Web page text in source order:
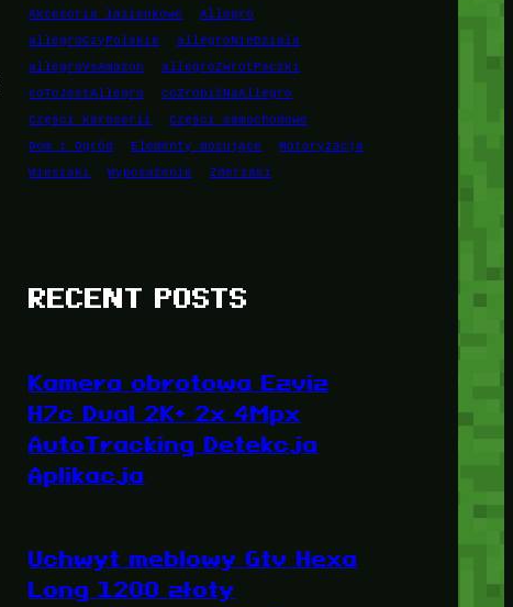
Akcesoria łazienkowe
Allegro
allegroCzyPolskie
allegroNieDziala
allegroVsAmazon
allegroZwrotPaczki
coToJestAllegro
coZrobićNaAllegro
Części karoserii
Części samochodowe
Dom i Ogród
Elementy mocujące
Motoryzacja
Wieszaki
Wyposażenie Zderzaki
RECENT POSTS
Kamera obrotowa Ezviz
H7c Dual 2K+ 2x 4Mpx
AutoTracking Detekcja
Aplikacja
Uchwyt meblowy Gtv Hexa
Long 1200 złoty